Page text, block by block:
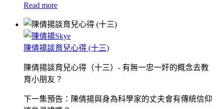
Read more
陳倩揚談育兒心得 (十三)
陳倩揚談育兒心得（十三）- 有無一忠一奸的概念去教
育小朋友？
下一集預告：陳倩揚與身為科學家的丈夫會有傳統信仰